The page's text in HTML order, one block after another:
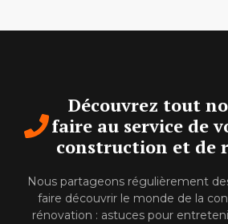
Découvrez tout
faire au service de
construction et de
Nous partageons régulièrement
faire découvrir le monde de la
rénovation : astuces pour